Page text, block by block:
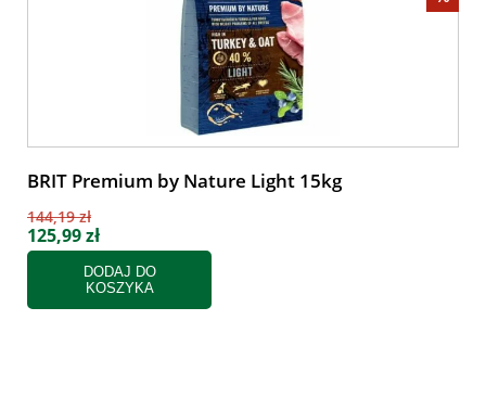
BRIT Premium by Nature Light 15kg
144,19 zł
125,99 zł
DODAJ DO
KOSZYKA